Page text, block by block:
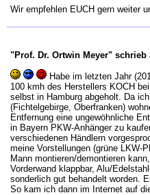
Wir empfehlen EUCH gern weiter
"Prof. Dr. Ortwin Meyer" schrieb
Habe im letzten Jahr
100 kmh des Herstellers KOCH
selbst in Hamburg abgeholt. Da
(Fichtelgebirge, Oberfranken)
Entfernung eine ungewöhnliche
in Bayern PKW-Anhänger zu
verschiedenen Händlern
meine Vorstellungen (grüne LKW-
Mann montieren/demontieren
Vorderwand klappbar, Alu/
sonderlich gut behandelt worden.
So kam ich dann im Internet auf